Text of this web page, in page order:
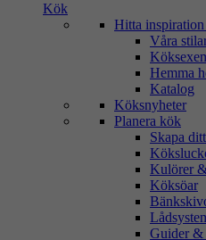
Kök
Hitta
Våra
Hemma
Katalog
Köksnyheter
Planera kök
Skapa
Kulörer
Köksöar
Guider &